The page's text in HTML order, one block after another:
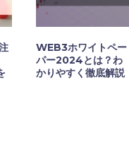
WEB3ホワイトペー
パー2024とは？わ
かりやすく徹底解説